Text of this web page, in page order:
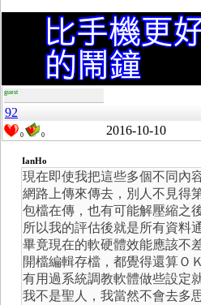
guest
92
0 0 2016-10-10
IanHo
現在即使我把這些多個不同內
網路上傳來傳去，別人不見得
包檔在傳，也有可能解壓縮之
所以我的評估後就是所有資料
畢竟現在的軟硬體效能應該不
開檔編輯存檔，都覺得還算Ｏ
有用過系統調教軟體做些設定
我不是聖人，我當然不會去多